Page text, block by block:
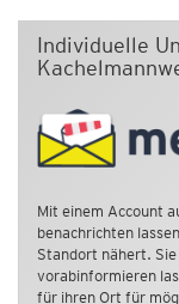
Individuelle
Mit einem Account
benachrichten
Standort nähert.
vorabinformieren
für ihren Ort für